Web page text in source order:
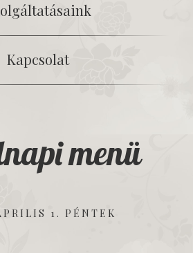
Kapcsolat
menü
1. PÉNTEK